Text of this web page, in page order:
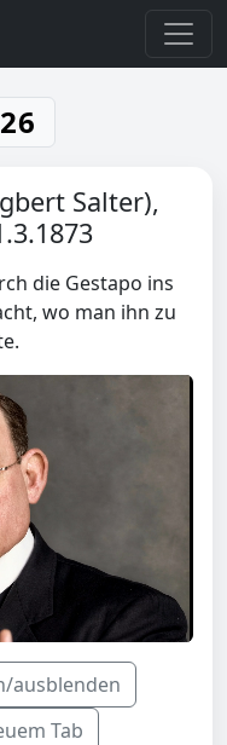
Salter),
die Gestapo ins
wo man ihn zu
ausblenden
Tab